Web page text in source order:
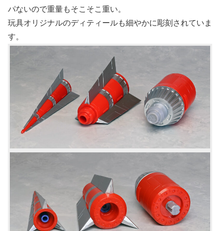
パないので重量もそこそこ重い。
玩具オリジナルのディティールも細やかに彫刻されていま
す。